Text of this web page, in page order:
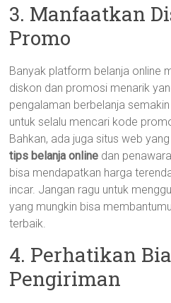
3. Manfaatkan
Promo
Banyak platform belanja online
diskon dan promosi menarik
pengalaman berbelanja
untuk selalu mencari kode
Bahkan, ada juga situs web
tips belanja online dan
bisa mendapatkan harga
incar. Jangan ragu untuk
yang mungkin bisa
terbaik.
4. Perhatikan
Pengiriman